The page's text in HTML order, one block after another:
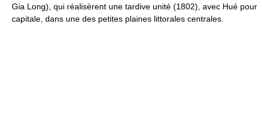
Gia Long), qui réalisèrent une tardive unité (1802), avec Hué pour
capitale, dans une des petites plaines littorales centrales.